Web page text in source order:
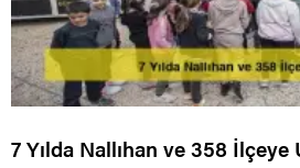
7 Yılda Nallıhan ve 358 İlçeye